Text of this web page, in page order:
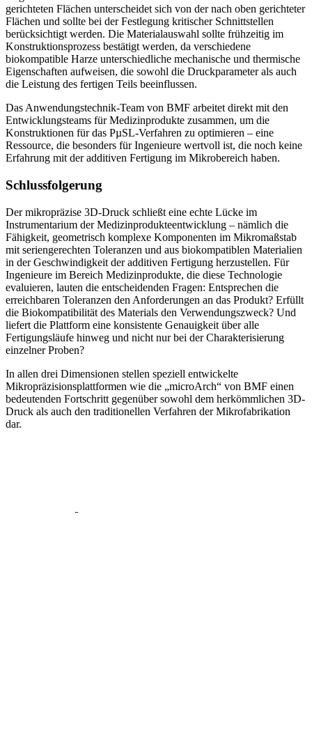
gerichteten Flächen unterscheidet sich von der nach oben gerichteter
Flächen und sollte bei der Festlegung kritischer Schnittstellen
berücksichtigt werden. Die Materialauswahl sollte frühzeitig im
Konstruktionsprozess bestätigt werden, da verschiedene
biokompatible Harze unterschiedliche mechanische und thermische
Eigenschaften aufweisen, die sowohl die Druckparameter als auch
die Leistung des fertigen Teils beeinflussen.
Das Anwendungstechnik-Team von BMF arbeitet direkt mit den
Entwicklungsteams für Medizinprodukte zusammen, um die
Konstruktionen für das PµSL-Verfahren zu optimieren – eine
Ressource, die besonders für Ingenieure wertvoll ist, die noch keine
Erfahrung mit der additiven Fertigung im Mikrobereich haben.
Schlussfolgerung
Der mikropräzise 3D-Druck schließt eine echte Lücke im
Instrumentarium der Medizinprodukteentwicklung – nämlich die
Fähigkeit, geometrisch komplexe Komponenten im Mikromaßstab
mit seriengerechten Toleranzen und aus biokompatiblen Materialien
in der Geschwindigkeit der additiven Fertigung herzustellen. Für
Ingenieure im Bereich Medizinprodukte, die diese Technologie
evaluieren, lauten die entscheidenden Fragen: Entsprechen die
erreichbaren Toleranzen den Anforderungen an das Produkt? Erfüllt
die Biokompatibilität des Materials den Verwendungszweck? Und
liefert die Plattform eine konsistente Genauigkeit über alle
Fertigungsläufe hinweg und nicht nur bei der Charakterisierung
einzelner Proben?
In allen drei Dimensionen stellen speziell entwickelte
Mikropräzisionsplattformen wie die „microArch“ von BMF einen
bedeutenden Fortschritt gegenüber sowohl dem herkömmlichen 3D-
Druck als auch den traditionellen Verfahren der Mikrofabrikation
dar.